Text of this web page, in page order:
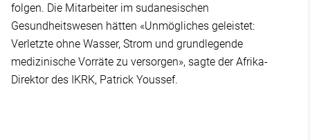
folgen. Die Mitarbeiter im sudanesischen
Gesundheitswesen hätten «Unmögliches geleistet:
Verletzte ohne Wasser, Strom und grundlegende
medizinische Vorräte zu versorgen», sagte der Afrika-
Direktor des IKRK, Patrick Youssef.